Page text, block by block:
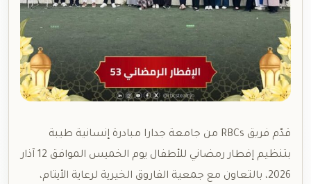
قدّم فريق RBCs من جامعة جدارا مبادرة إنسانية طيبة
بتنظيم إفطار رمضاني للأطفال يوم الخميس الموافق 12 آذار
2026، بالتعاون مع جمعية الفاروق الخيرية لرعاية الأيتام،